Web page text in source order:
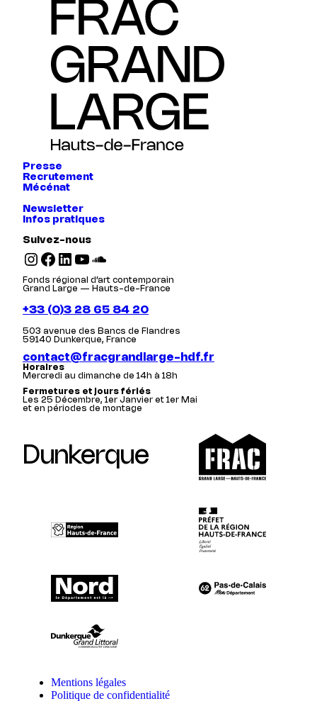
Presse
Recrutement
Mécénat
Newsletter
Infos pratiques
Suivez-nous
Instagram Facebook LinkedIn YouTube SoundCloud
Fonds régional d’art contemporain
Grand Large — Hauts-de-France
+33 (0)3 28 65 84 20
503 avenue des Bancs de Flandres
59140 Dunkerque, France
contact@fracgrandlarge-hdf.fr
Horaires
Mercredi au dimanche de 14h à 18h
Fermetures et jours fériés
Les 25 Décembre, 1er Janvier et 1er Mai
et en périodes de montage
Dunkerque
Mentions légales
Politique de confidentialité